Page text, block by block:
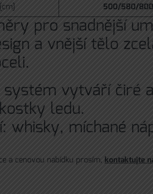
500/580/800
pro snadnější
a vnější tělo
vytváří čiré a
ledu.
whisky, míchané
a cenovou nabídku prosím, kontaktujte